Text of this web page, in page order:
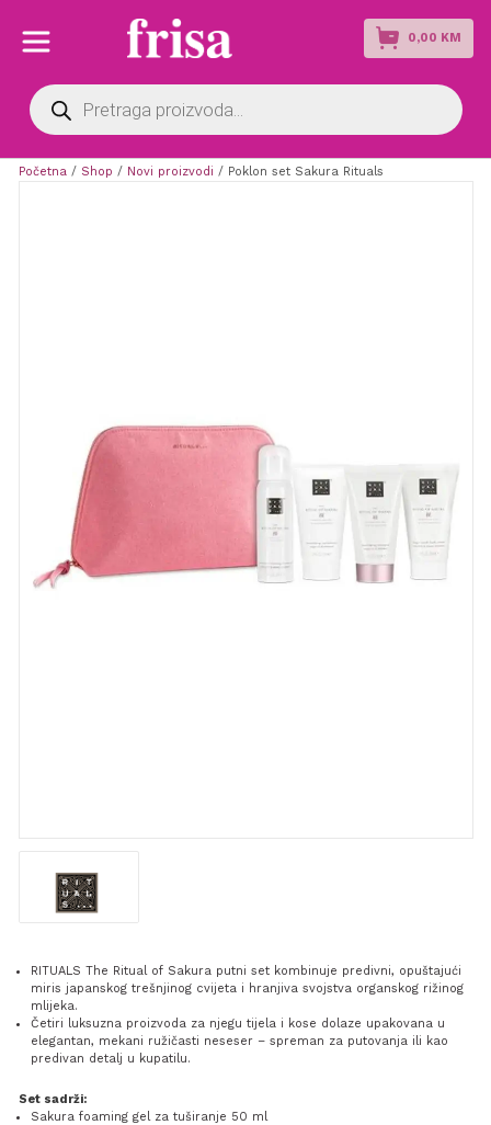
0,00 KM
Products
search
Početna / Shop / Novi proizvodi / Poklon set Sakura Rituals
RITUALS The Ritual of Sakura putni set kombinuje predivni, opuštajući
miris japanskog trešnjinog cvijeta i hranjiva svojstva organskog rižinog
mlijeka.
Četiri luksuzna proizvoda za njegu tijela i kose dolaze upakovana u
elegantan, mekani ružičasti neseser – spreman za putovanja ili kao
predivan detalj u kupatilu.
Set sadrži:
Sakura foaming gel za tuširanje 50 ml